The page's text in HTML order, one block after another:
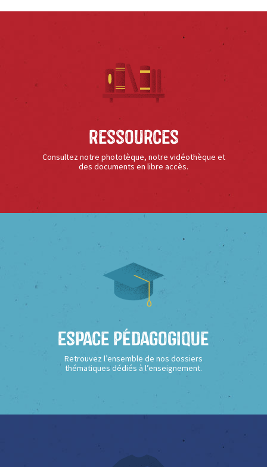
Ressources
Consultez notre phototèque, notre vidéothèque et
des documents en libre accès.
Espace Pédagogique
Retrouvez l’ensemble de nos dossiers
thématiques dédiés à l’enseignement.